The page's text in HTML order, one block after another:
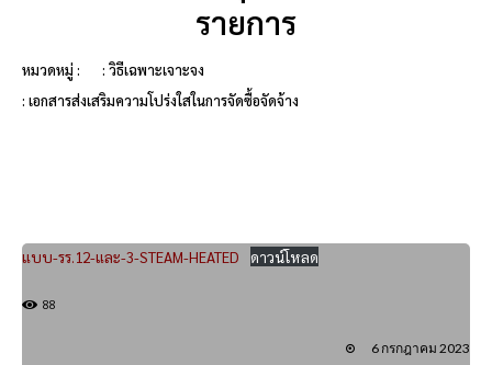
รายการ
หมวดหมู่ :
: วิธีเฉพาะเจาะจง
: เอกสารส่งเสริมความโปร่งใสในการจัดซื้อจัดจ้าง
แบบ-รร.12-และ-3-STEAM-HEATED ดาวน์โหลด
88
6 กรกฎาคม 2023